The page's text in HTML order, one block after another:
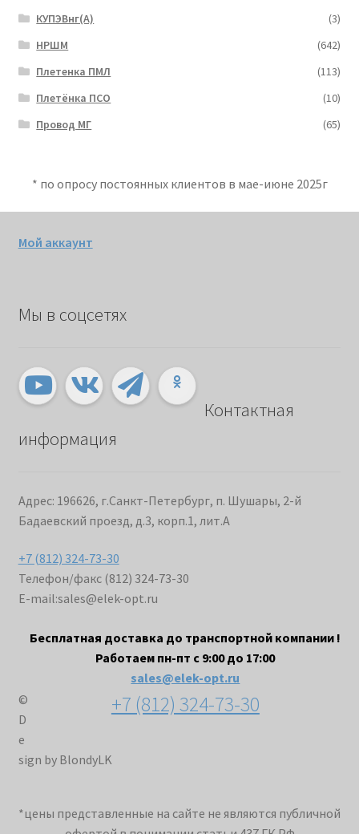
КУПЭВнг(А)
(3)
НРШМ
(642)
Плетенка ПМЛ
(113)
Плетёнка ПСО
(10)
Провод МГ
(65)
* по опросу постоянных клиентов в мае-июне 2025г
Мой аккаунт
Мы в соцсетях
Контактная
информация
Адрес: 196626, г.Санкт-Петербург, п. Шушары, 2-й
Бадаевский проезд, д.3, корп.1, лит.А
+7 (812) 324-73-30
Телефон/факс (812) 324-73-30
E-mail:sales@elek-opt.ru
Бесплатная доставка до транспортной компании !
Работаем пн-пт с 9:00 до 17:00
sales@elek-opt.ru
+7 (812) 324-73-30
©
D
e
sign by BlondyLK
*цены представленные на сайте не являются публичной